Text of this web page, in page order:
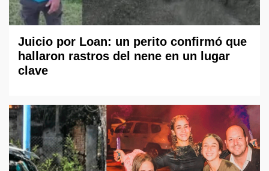
Juicio por Loan: un perito confirmó que
hallaron rastros del nene en un lugar
clave